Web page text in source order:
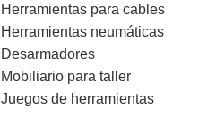
Herramientas para cables
Herramientas neumáticas
Desarmadores
Mobiliario para taller
Juegos de herramientas